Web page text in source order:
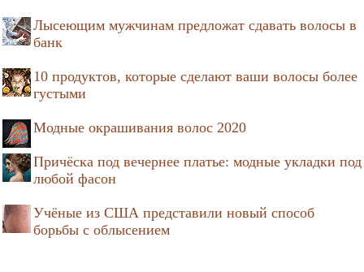
Лысеющим мужчинам предложат сдавать волосы в
банк
10 продуктов, которые сделают ваши волосы более
густыми
Модные окрашивания волос 2020
Причёска под вечернее платье: модные укладки под
любой фасон
Учёные из США представили новый способ
борьбы с облысением